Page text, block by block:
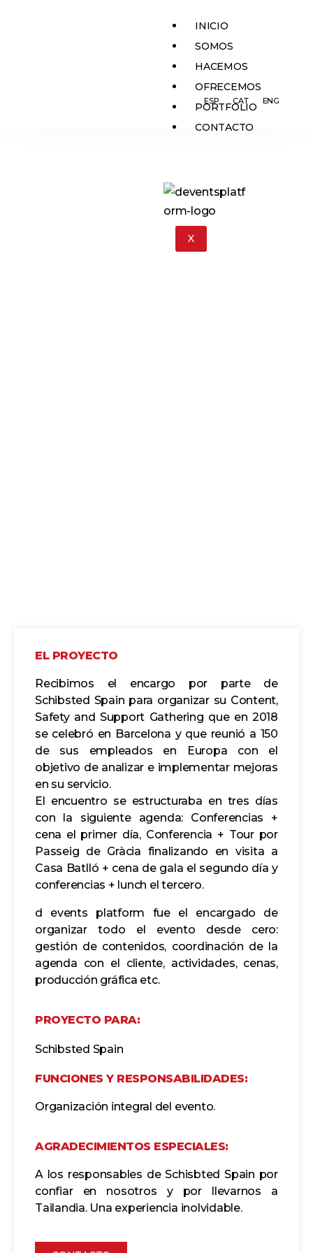
INICIO
SOMOS
HACEMOS
OFRECEMOS
PORTFOLIO
CONTACTO
X
ESP CAT ENG
EL PROYECTO
Recibimos el encargo por parte de
Schibsted Spain para organizar su Content,
Safety and Support Gathering que en 2018
se celebró en Barcelona y que reunió a 150
de sus empleados en Europa con el
objetivo de analizar e implementar mejoras
en su servicio.
El encuentro se estructuraba en tres días
con la siguiente agenda: Conferencias +
cena el primer día, Conferencia + Tour por
Passeig de Gràcia finalizando en visita a
Casa Batlló + cena de gala el segundo día y
conferencias + lunch el tercero.
d events platform fue el encargado de
organizar todo el evento desde cero:
gestión de contenidos, coordinación de la
agenda con el cliente, actividades, cenas,
producción gráfica etc.
PROYECTO PARA:
Schibsted Spain
FUNCIONES Y RESPONSABILIDADES:
Organización integral del evento.
AGRADECIMIENTOS ESPECIALES:
A los responsables de Schisbted Spain por
confiar en nosotros y por llevarnos a
Tailandia. Una experiencia inolvidable.